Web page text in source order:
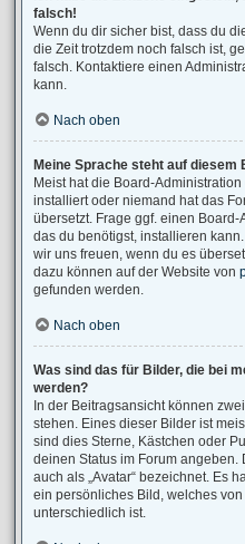
falsch!
Wenn du dir sicher bist, dass du
die Zeit trotzdem noch falsch ist,
falsch. Kontaktiere einen
kann.
Nach oben
Meine Sprache steht auf diesem
Meist hat die Board-
installiert oder niemand hat das
übersetzt. Frage ggf. einen
das du benötigst, installieren
wir uns freuen, wenn du es
dazu können auf der Website von
gefunden werden.
Nach oben
Was sind das für Bilder, die bei
werden?
In der Beitragsansicht können
stehen. Eines dieser Bilder ist
sind dies Sterne, Kästchen oder
deinen Status im Forum angeben.
auch als „Avatar“ bezeichnet. Es
ein persönliches Bild, welches
unterschiedlich ist.